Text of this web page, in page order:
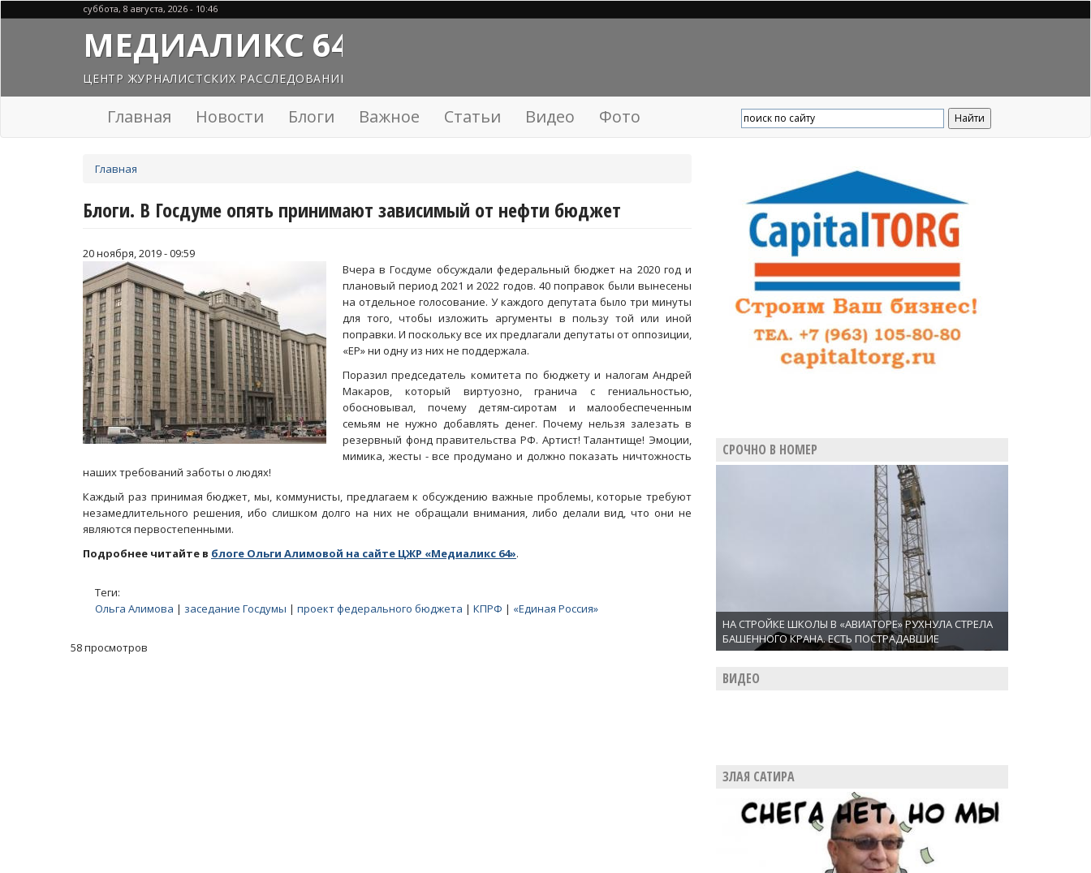
суббота, 8 августа, 2026 - 10:46
МЕДИАЛИКС 64
ЦЕНТР ЖУРНАЛИСТСКИХ РАССЛЕДОВАНИЙ
Главная Новости Блоги Важное Статьи Видео Фото
здесь
Главная
Блоги. В Госдуме опять принимают зависимый от нефти бюджет
20 ноября, 2019 - 09:59
Вчера в Госдуме обсуждали федеральный бюджет на 2020 год и
плановый период 2021 и 2022 годов. 40 поправок были вынесены
на отдельное голосование. У каждого депутата было три минуты
для того, чтобы изложить аргументы в пользу той или иной
поправки. И поскольку все их предлагали депутаты от оппозиции,
«ЕР» ни одну из них не поддержала.
Поразил председатель комитета по бюджету и налогам Андрей
Макаров, который виртуозно, гранича с гениальностью,
обосновывал, почему детям-сиротам и малообеспеченным
семьям не нужно добавлять денег. Почему нельзя залезать в
резервный фонд правительства РФ. Артист! Талантище! Эмоции,
мимика, жесты - все продумано и должно показать ничтожность
наших требований заботы о людях!
Каждый раз принимая бюджет, мы, коммунисты, предлагаем к обсуждению важные проблемы, которые требуют
незамедлительного решения, ибо слишком долго на них не обращали внимания, либо делали вид, что они не
являются первостепенными.
Подробнее читайте в блоге Ольги Алимовой на сайте ЦЖР «Медиаликс 64».
Теги:
Ольга Алимова | заседание Госдумы | проект федерального бюджета | КПРФ | «Единая Россия»
58 просмотров
СРОЧНО В НОМЕР
НА СТРОЙКЕ ШКОЛЫ В «АВИАТОРЕ» РУХНУЛА СТРЕЛА
БАШЕННОГО КРАНА. ЕСТЬ ПОСТРАДАВШИЕ
ВИДЕО
ЗЛАЯ САТИРА